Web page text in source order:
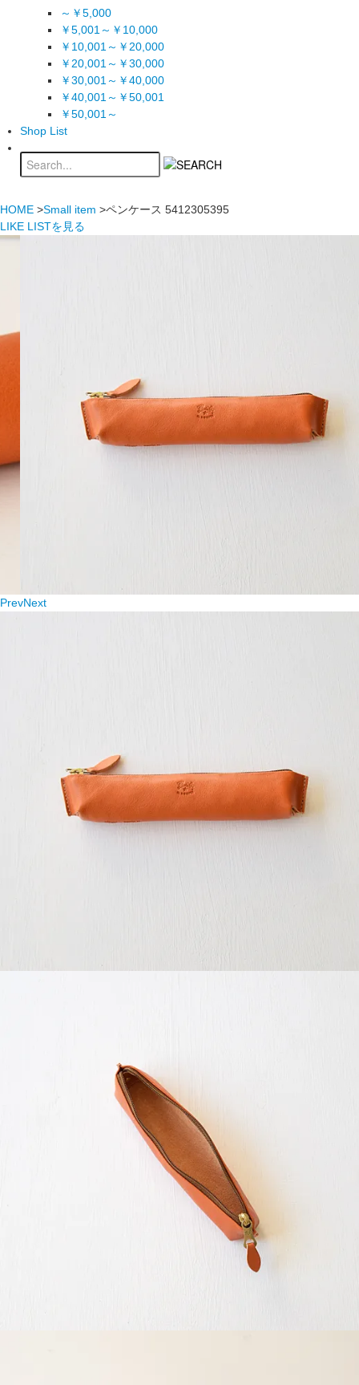
～￥5,000
￥5,001～￥10,000
￥10,001～￥20,000
￥20,001～￥30,000
￥30,001～￥40,000
￥40,001～￥50,001
￥50,001～
Shop List
HOME >Small item >ペンケース 5412305395
LIKE LISTを見る
PrevNext